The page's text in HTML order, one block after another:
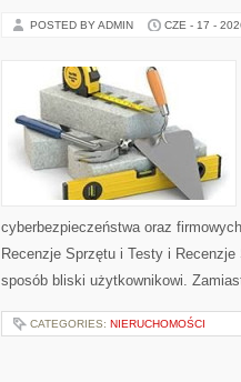
POSTED BY ADMIN CZE - 17 -
cyberbezpieczeństwa oraz
Recenzje Sprzętu i Testy i
sposób bliski użytkownikowi.
CATEGORIES: NIERUCHOMOŚCI